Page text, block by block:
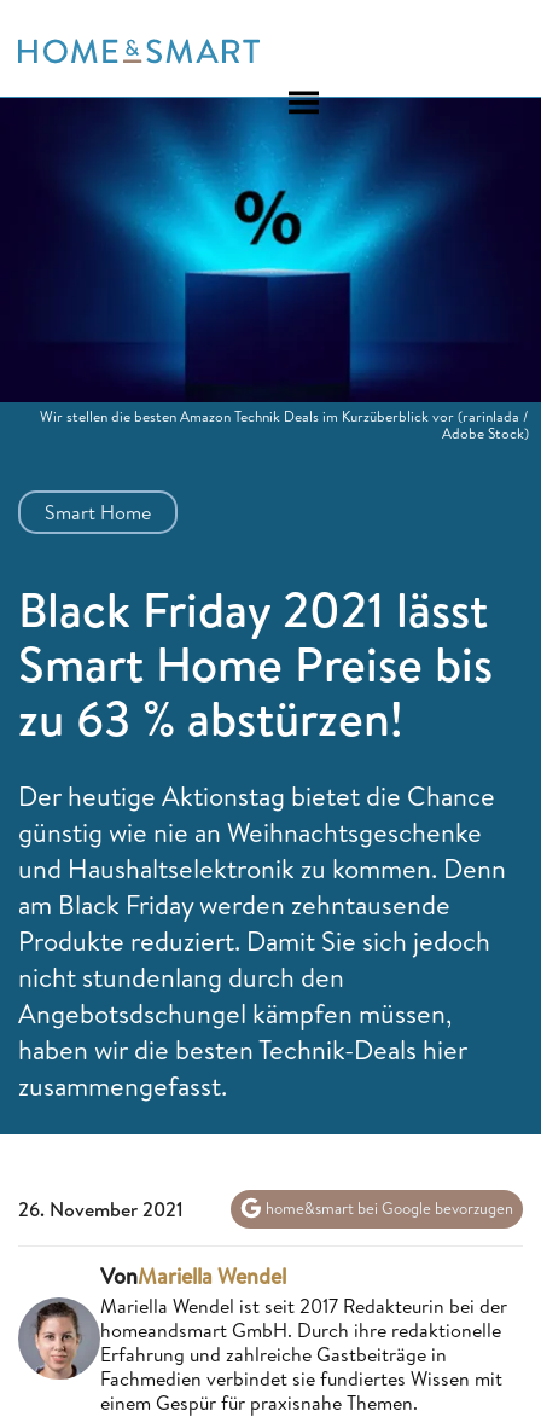
to
Smart Home
Black Friday 2021 lässt
Smart Home Preise bis
zu 63 % abstürzen!
Der heutige Aktionstag bietet die Chance
günstig wie nie an Weihnachtsgeschenke
und Haushaltselektronik zu kommen. Denn
am Black Friday werden zehntausende
Produkte reduziert. Damit Sie sich jedoch
nicht stundenlang durch den
Angebotsdschungel kämpfen müssen,
haben wir die besten Technik-Deals hier
zusammengefasst.
Wir stellen die besten Amazon Technik Deals im Kurzüberblick vor(rarinlada /
Adobe Stock)
26. November 2021 home&smart bei Google bevorzugen
VonMariella Wendel
Mariella Wendel ist seit 2017 Redakteurin bei der
homeandsmart GmbH. Durch ihre redaktionelle
Erfahrung und zahlreiche Gastbeiträge in
Fachmedien verbindet sie fundiertes Wissen mit
einem Gespür für praxisnahe Themen.